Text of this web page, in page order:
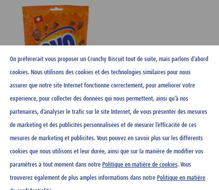
Ovo rocks 120 g
On préférerait vous proposer un Crunchy Biscuit tout de suite, mais parlons d’abord
cookies. Nous utilisons des cookies et des technologies similaires pour nous
assurer que notre site Internet fonctionne correctement, pour améliorer votre
expérience, pour collecter des données qui nous permettent, ainsi qu’à nos
partenaires, d’analyser le trafic sur le site Internet, de vous présenter des mesures
de marketing et des publicités personnalisées et de mesurer l’efficacité de ces
mesures de marketing et publicités. Vous pouvez en savoir plus sur les différents
cookies que nous utilisons et leur durée, ainsi que sur la manière de modifier vos
paramètres à tout moment dans notre Politique en matière de cookies. Vous
trouverez également de plus amples informations dans notre Politique en matière